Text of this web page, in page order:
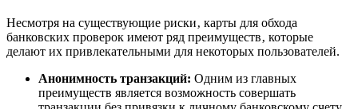
Несмотря на существующие риски‚ карты для обхода
банковских проверок имеют ряд преимуществ‚ которые
делают их привлекательными для некоторых пользователей.
Анонимность транзакций: Одним из главных
преимуществ является возможность совершать